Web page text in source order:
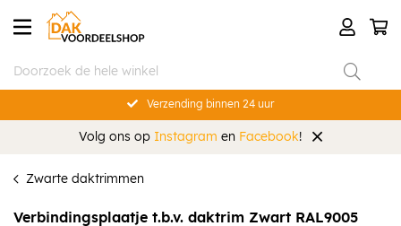
Verzending binnen 24 uur
Volg ons op Instagram en Facebook!
Zwarte daktrimmen
Verbindingsplaatje t.b.v. daktrim Zwart RAL9005